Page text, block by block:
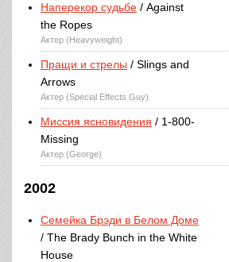
Наперекор судьбе / Against
the Ropes
Актер (Heavyweight)
Пращи и стрелы / Slings and
Arrows
Актер (Special Effects Guy)
Миссия ясновидения / 1-800-
Missing
Актер (George)
2002
Семейка Брэди в Белом Доме
/ The Brady Bunch in the White
House